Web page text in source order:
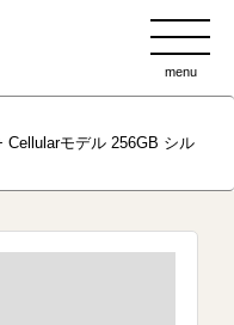
menu
モデル 256GB シル